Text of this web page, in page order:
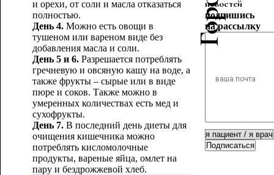
и орехи, от соли и масла отказаться
полностью.
День 4.Можно есть овощи в
тушеном или вареном виде без
добавления масла и соли.
День 5 и 6.Разрешается потреблять
гречневую и овсяную кашу на воде, а
также фрукты – сырые или в виде
пюре и соков. Также можно в
умеренных количествах есть мед и
сухофрукты.
День 7.В последний день диеты для
очищения кишечника можно
потреблять кисломолочные
продукты, вареные яйца, омлет на
пару и бездрожжевой хлеб.
новостей
подпишись
на рассылку
Подписаться